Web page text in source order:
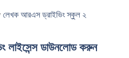
লেখক আরএস ড্রাইভিং স্কুল ২
লাইসেন্স ডাউনলোড করুন